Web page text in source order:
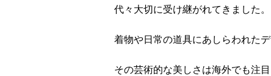
代々大切に受け継がれてきました。
着物や日常の道具にあしらわれた
その芸術的な美しさは海外でも注